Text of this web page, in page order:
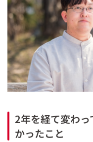
2年を経て変わ
かったこと